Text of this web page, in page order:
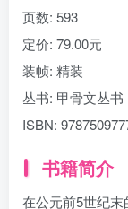
页数: 593
定价: 79.00元
装帧: 精装
丛书: 甲骨文丛书
ISBN:
书籍简介
在公元前5世纪